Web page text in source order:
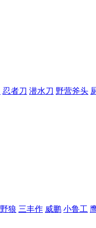
忍者刀 潜水刀 野营斧头
野狼 三丰作 威鹏 小鲁工